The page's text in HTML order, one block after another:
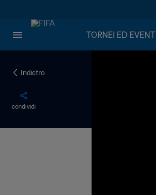
TORNEI ED EVENTI
Indietro
condividi